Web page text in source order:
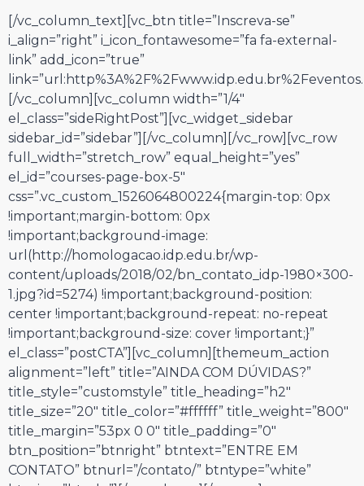
[/vc_column_text][vc_btn title=”Inscreva-se”
i_align=”right” i_icon_fontawesome=”fa fa-external-
link” add_icon=”true”
[/vc_column][vc_column width=”1/4″
el_class=”sideRightPost”][vc_widget_sidebar
sidebar_id=”sidebar”][/vc_column][/vc_row][vc_row
full_width=”stretch_row” equal_height=”yes”
el_id=”courses-page-box-5″
css=”.vc_custom_1526064800224{margin-top: 0px
!important;margin-bottom: 0px
!important;background-image:
url(http://homologacao.idp.edu.br/wp-
content/uploads/2018/02/bn_contato_idp-1980×300-
1.jpg?id=5274) !important;background-position:
center !important;background-repeat: no-repeat
!important;background-size: cover !important;}”
el_class=”postCTA”][vc_column][themeum_action
alignment=”left” title=”AINDA COM DÚVIDAS?”
title_style=”customstyle” title_heading=”h2″
title_size=”20″ title_color=”#ffffff” title_weight=”800″
title_margin=”53px 0 0″ title_padding=”0″
btn_position=”btnright” btntext=”ENTRE EM
CONTATO” btnurl=”/contato/” btntype=”white”